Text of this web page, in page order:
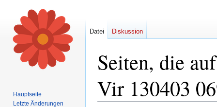
Seiten, die
Vir 130403
Datei Diskussion
Hauptseite
Letzte Änderungen